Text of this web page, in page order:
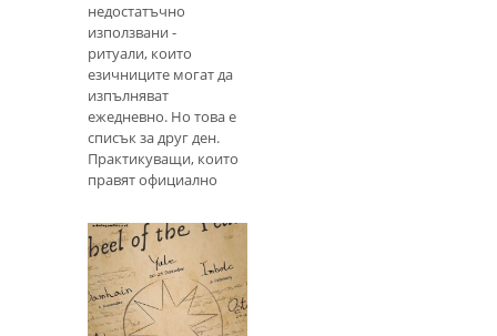
недостатъчно
използвани -
ритуали, които
езичниците могат да
изпълняват
ежедневно. Но това е
списък за друг ден.
Практикуващи, които
правят официално
имат олтар, за да
държат както
практични, така и
символични
предмети. По